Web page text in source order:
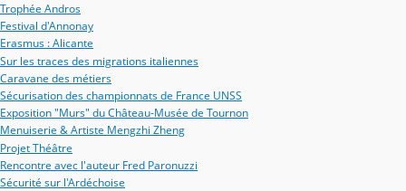
Trophée Andros
Festival d'Annonay
Erasmus : Alicante
Sur les traces des migrations italiennes
Caravane des métiers
Sécurisation des championnats de France UNSS
Exposition "Murs" du Château-Musée de Tournon
Menuiserie & Artiste Mengzhi Zheng
Projet Théâtre
Rencontre avec l'auteur Fred Paronuzzi
Sécurité sur l'Ardéchoise